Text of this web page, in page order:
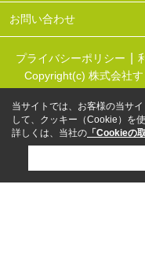
お問い合わせ
プライバシーポリシー
Copyright(c) 株式会社
当サイトでは、お客様の当サ
して、クッキー（Cookie）を
詳しくは、当社の 「Cookieの